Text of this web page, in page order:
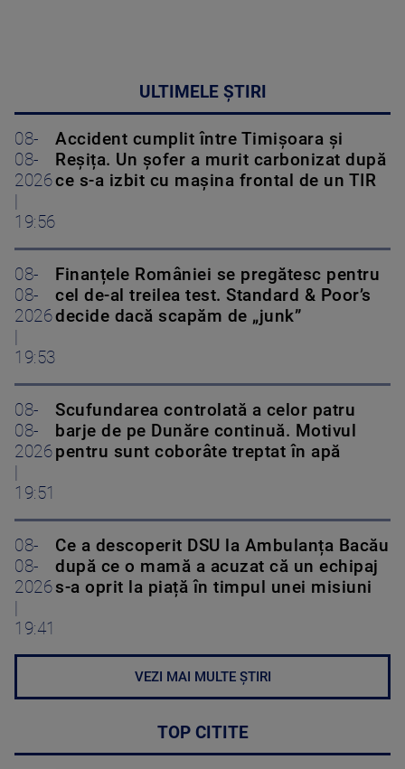
ULTIMELE ȘTIRI
08-
08-
2026
19:56
Accident cumplit între Timișoara și
Reșița. Un șofer a murit carbonizat după
ce s-a izbit cu mașina frontal de un TIR
08-
08-
2026
19:53
Finanțele României se pregătesc pentru
cel de-al treilea test. Standard & Poor’s
decide dacă scapăm de „junk”
08-
08-
2026
19:51
Scufundarea controlată a celor patru
barje de pe Dunăre continuă. Motivul
pentru sunt coborâte treptat în apă
08-
08-
2026
19:41
Ce a descoperit DSU la Ambulanța Bacău
după ce o mamă a acuzat că un echipaj
s-a oprit la piață în timpul unei misiuni
VEZI MAI MULTE ȘTIRI
TOP CITITE